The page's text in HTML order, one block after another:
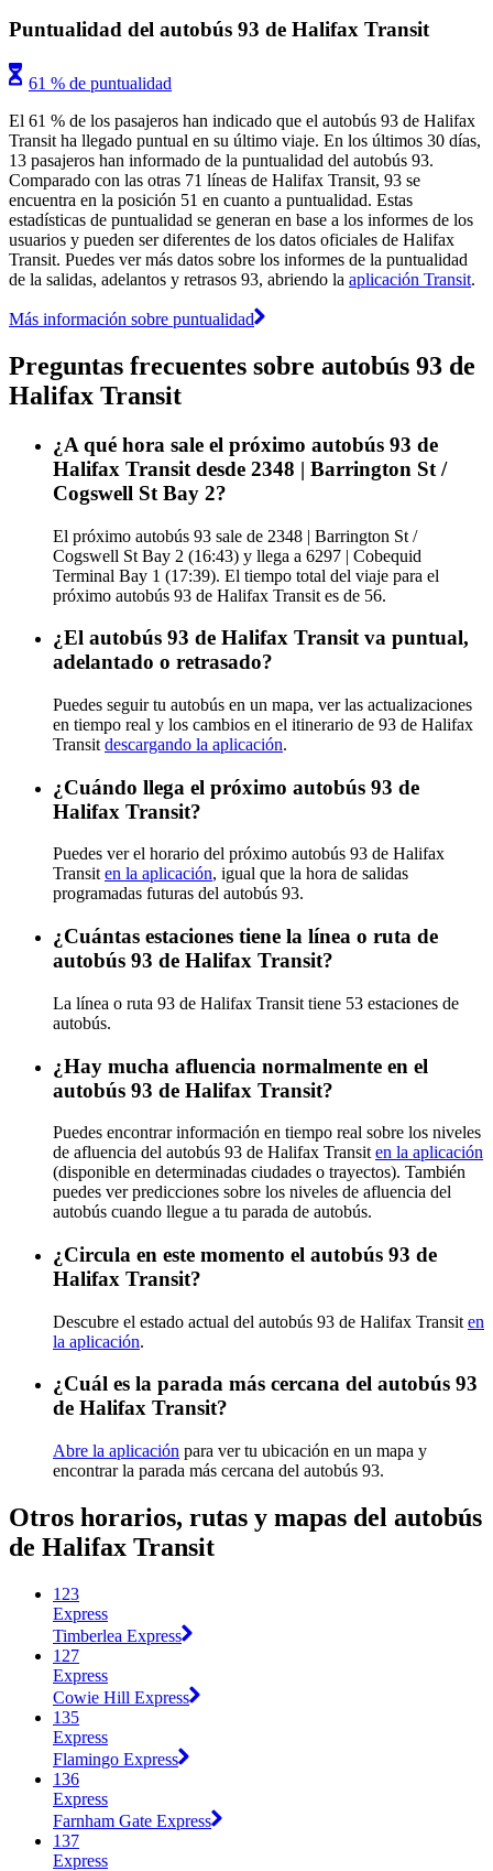
Puntualidad del autobús 93 de Halifax Transit
61 % de puntualidad
El 61 % de los pasajeros han indicado que el autobús 93 de Halifax
Transit ha llegado puntual en su último viaje. En los últimos 30 días,
13 pasajeros han informado de la puntualidad del autobús 93.
Comparado con las otras 71 líneas de Halifax Transit, 93 se
encuentra en la posición 51 en cuanto a puntualidad. Estas
estadísticas de puntualidad se generan en base a los informes de los
usuarios y pueden ser diferentes de los datos oficiales de Halifax
Transit. Puedes ver más datos sobre los informes de la puntualidad
de la salidas, adelantos y retrasos 93, abriendo la aplicación Transit.
Más información sobre puntualidad
Preguntas frecuentes sobre autobús 93 de
Halifax Transit
¿A qué hora sale el próximo autobús 93 de
Halifax Transit desde 2348 | Barrington St /
Cogswell St Bay 2?
El próximo autobús 93 sale de 2348 | Barrington St /
Cogswell St Bay 2 (16:43) y llega a 6297 | Cobequid
Terminal Bay 1 (17:39). El tiempo total del viaje para el
próximo autobús 93 de Halifax Transit es de 56.
¿El autobús 93 de Halifax Transit va puntual,
adelantado o retrasado?
Puedes seguir tu autobús en un mapa, ver las actualizaciones
en tiempo real y los cambios en el itinerario de 93 de Halifax
Transit descargando la aplicación.
¿Cuándo llega el próximo autobús 93 de
Halifax Transit?
Puedes ver el horario del próximo autobús 93 de Halifax
Transit en la aplicación, igual que la hora de salidas
programadas futuras del autobús 93.
¿Cuántas estaciones tiene la línea o ruta de
autobús 93 de Halifax Transit?
La línea o ruta 93 de Halifax Transit tiene 53 estaciones de
autobús.
¿Hay mucha afluencia normalmente en el
autobús 93 de Halifax Transit?
Puedes encontrar información en tiempo real sobre los niveles
de afluencia del autobús 93 de Halifax Transit en la aplicación
(disponible en determinadas ciudades o trayectos). También
puedes ver predicciones sobre los niveles de afluencia del
autobús cuando llegue a tu parada de autobús.
¿Circula en este momento el autobús 93 de
Halifax Transit?
Descubre el estado actual del autobús 93 de Halifax Transit en
la aplicación.
¿Cuál es la parada más cercana del autobús 93
de Halifax Transit?
Abre la aplicación para ver tu ubicación en un mapa y
encontrar la parada más cercana del autobús 93.
Otros horarios, rutas y mapas del autobús
de Halifax Transit
123
Express
Timberlea Express
127
Express
Cowie Hill Express
135
Express
Flamingo Express
136
Express
Farnham Gate Express
137
Express